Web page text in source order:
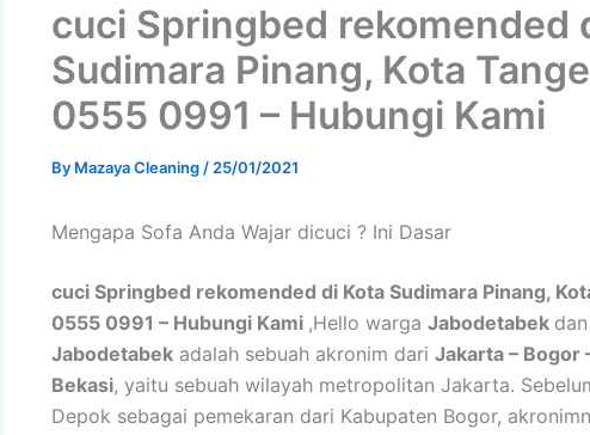
cuci Springbed rekomended
Sudimara Pinang, Kota
0555 0991 – Hubungi Kami
By Mazaya Cleaning / 25/01/2021
Mеngара Sofa Andа Wajar dicuci ? Ini Dasar
cuci Springbed rekomended di Kota Sudimara Pinang,
0555 0991 – Hubungi Kami ,Hello warga Jabodetabek
Jabodetabek adalah sebuah akronim dari Jakarta – Bogor
Bekasi, yaitu sebuah wilayah metropolitan Jakarta.
Depok sebagai pemekaran dari Kabupaten Bogor,